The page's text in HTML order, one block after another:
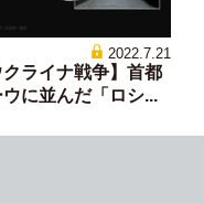
2022.7.21
クライナ戦争】首都
ウに並んだ「ロシ...